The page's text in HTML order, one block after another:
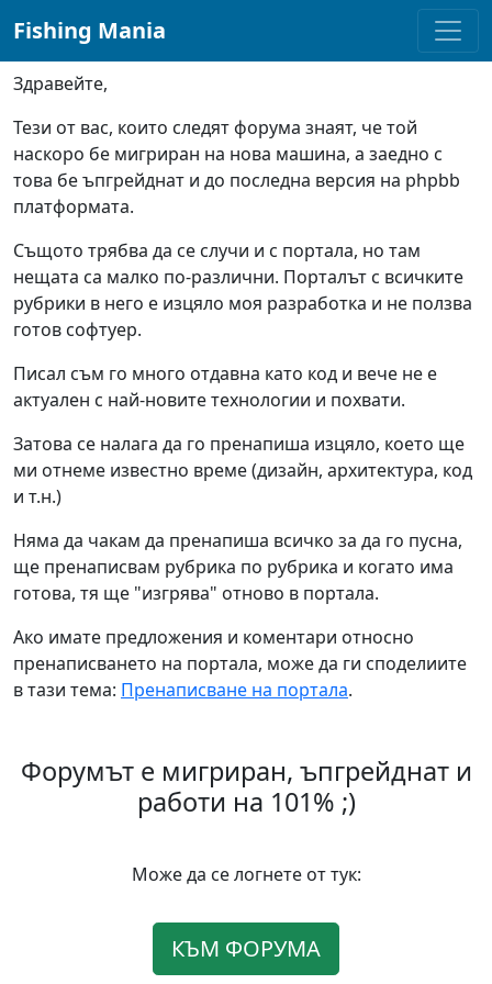
Fishing Mania
Здравейте,
Тези от вас, които следят форума знаят, че той
наскоро бе мигриран на нова машина, а заедно с
това бе ъпгрейднат и до последна версия на phpbb
платформата.
Същото трябва да се случи и с портала, но там
нещата са малко по-различни. Порталът с всичките
рубрики в него е изцяло моя разработка и не ползва
готов софтуер.
Писал съм го много отдавна като код и вече не е
актуален с най-новите технологии и похвати.
Затова се налага да го пренапиша изцяло, което ще
ми отнеме известно време (дизайн, архитектура, код
и т.н.)
Няма да чакам да пренапиша всичко за да го пусна,
ще пренаписвам рубрика по рубрика и когато има
готова, тя ще "изгрява" отново в портала.
Ако имате предложения и коментари относно
пренаписването на портала, може да ги споделиите
в тази тема: Пренаписване на портала.
Форумът е мигриран, ъпгрейднат и
работи на 101% ;)
Може да се логнете от тук:
КЪМ ФОРУМА